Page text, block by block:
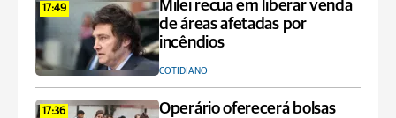
17:49
Milei recua em liberar venda
de áreas afetadas por
incêndios
COTIDIANO
17:36
Operário oferecerá bolsas